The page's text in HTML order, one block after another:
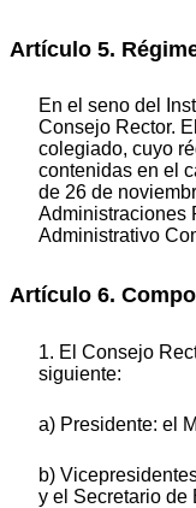
Artículo 5.
En el seno del
Consejo Rector.
colegiado, cuyo
contenidas en el
de 26 de
Administraciones
Administrativo
Artículo 6.
1. El Consejo
siguiente:
a) Presidente: el
b)
y el Secretario de